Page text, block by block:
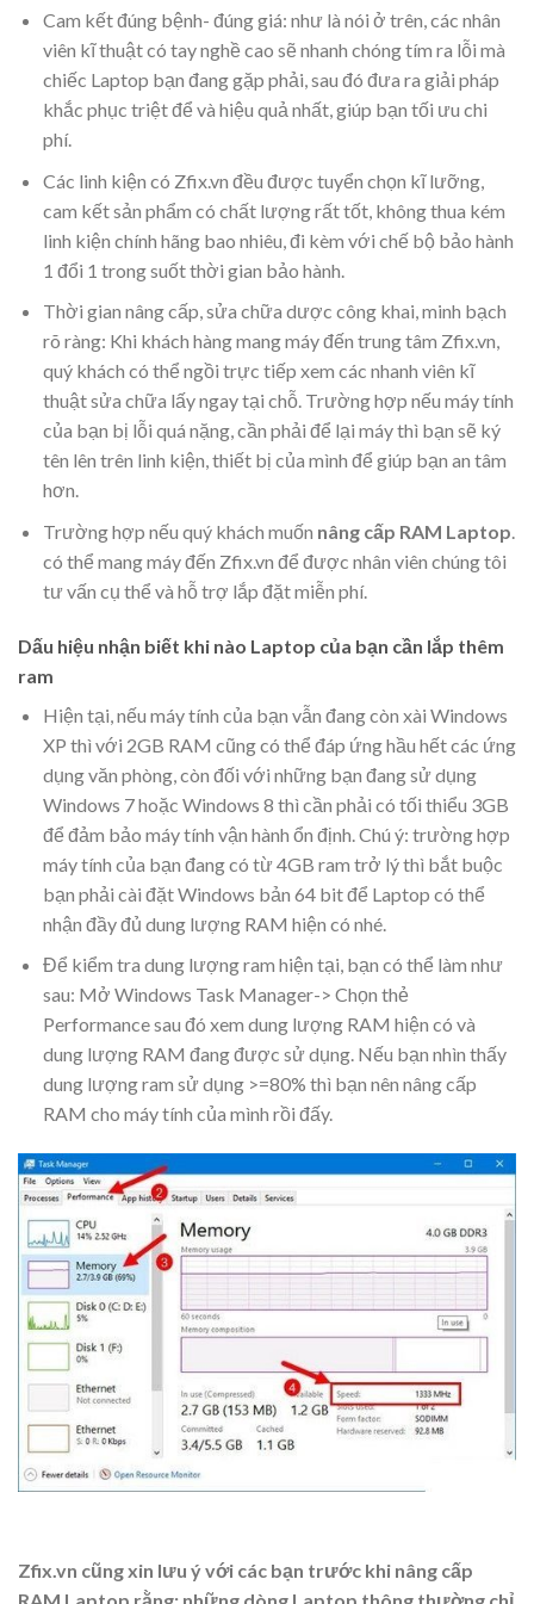
Cam kết đúng bệnh- đúng giá: như là nói ở trên, các nhân
viên kĩ thuật có tay nghề cao sẽ nhanh chóng tím ra lỗi mà
chiếc Laptop bạn đang gặp phải, sau đó đưa ra giải pháp
khắc phục triệt để và hiệu quả nhất, giúp bạn tối ưu chi
phí.
Các linh kiện có Zfix.vn đều được tuyển chọn kĩ lưỡng,
cam kết sản phẩm có chất lượng rất tốt, không thua kém
linh kiện chính hãng bao nhiêu, đi kèm với chế bộ bảo hành
1 đổi 1 trong suốt thời gian bảo hành.
Thời gian nâng cấp, sửa chữa dược công khai, minh bạch
rõ ràng: Khi khách hàng mang máy đến trung tâm Zfix.vn,
quý khách có thể ngồi trực tiếp xem các nhanh viên kĩ
thuật sửa chữa lấy ngay tại chỗ. Trường hợp nếu máy tính
của bạn bị lỗi quá nặng, cần phải để lại máy thì bạn sẽ ký
tên lên trên linh kiện, thiết bị của mình để giúp bạn an tâm
hơn.
Trường hợp nếu quý khách muốn nâng cấp RAM Laptop.
có thể mang máy đến Zfix.vn để được nhân viên chúng tôi
tư vấn cụ thể và hỗ trợ lắp đặt miễn phí.
Dấu hiệu nhận biết khi nào Laptop của bạn cần lắp thêm
ram
Hiện tại, nếu máy tính của bạn vẫn đang còn xài Windows
XP thì với 2GB RAM cũng có thể đáp ứng hầu hết các ứng
dụng văn phòng, còn đối với những bạn đang sử dụng
Windows 7 hoặc Windows 8 thì cần phải có tối thiểu 3GB
để đảm bảo máy tính vận hành ổn định. Chú ý: trường hợp
máy tính của bạn đang có từ 4GB ram trở lý thì bắt buộc
bạn phải cài đặt Windows bản 64 bit để Laptop có thể
nhận đầy đủ dung lượng RAM hiện có nhé.
Để kiểm tra dung lượng ram hiện tại, bạn có thể làm như
sau: Mở Windows Task Manager-> Chọn thẻ
Performance sau đó xem dung lượng RAM hiện có và
dung lượng RAM đang được sử dụng. Nếu bạn nhìn thấy
dung lượng ram sử dụng >=80% thì bạn nên nâng cấp
RAM cho máy tính của mình rồi đấy.
Zfix.vn cũng xin lưu ý với các bạn trước khi nâng cấp